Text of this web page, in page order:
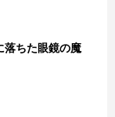
落ちた眼鏡の魔